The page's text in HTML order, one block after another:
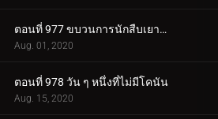
ตอนที่ 977 ขบวนการนักสืบเยาวชนหายตัวไป
Aug. 01, 2020
ตอนที่ 978 วัน ๆ หนึ่งที่ไม่มีโคนัน
Aug. 15, 2020